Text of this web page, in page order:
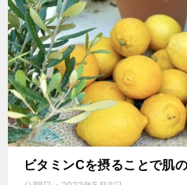
ビタミンCを摂ることで肌